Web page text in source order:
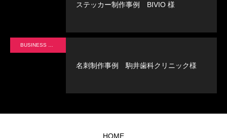
ステッカー制作事例 BIVIO 様
名刺制作事例 駒井歯科クリニック様
HOME